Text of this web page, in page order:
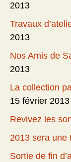
2013
Travaux
2013
Nos Amis de
2013
La collection
15 février 2013
Revivez les
2013 sera une
Sortie de fin